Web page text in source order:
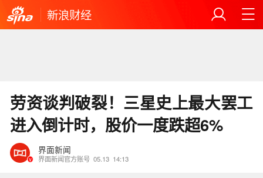
新浪财经
劳资谈判破裂！三星史上最大罢工
进入倒计时，股价一度跌超6%
界面新闻
界面新闻官方账号 05.13 14:13